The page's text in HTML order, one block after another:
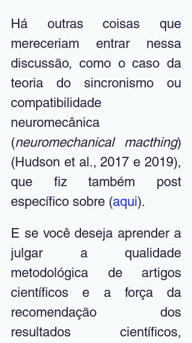
Há outras coisas que
mereceriam entrar nessa
discussão, como o caso da
teoria do sincronismo ou
compatibilidade
neuromecânica
(neuromechanical macthing)
(Hudson et al., 2017 e 2019),
que fiz também post
específico sobre (aqui).
E se você deseja aprender a
julgar a qualidade
metodológica de artigos
científicos e a força da
recomendação dos
resultados científicos,